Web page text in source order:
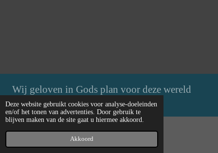
Deze website gebruikt cookies voor analyse-doeleinden
en/of het tonen van advertenties. Door gebruik te
blijven maken van de site gaat u hiermee akkoord.
Akkoord
Wij geloven in Gods plan voor deze wereld
Powered by JouwWeb